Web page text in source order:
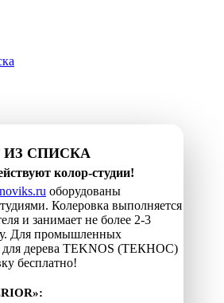
ИЗ СПИСКА
колор-студии!
оборудованы
Колеровка выполняется
и занимает не более 2-3
Для промышленных
для дерева TEKNOS (ТЕКНОС)
бесплатно!